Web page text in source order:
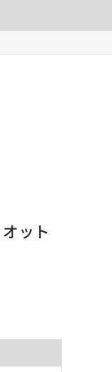
ット
認ください。